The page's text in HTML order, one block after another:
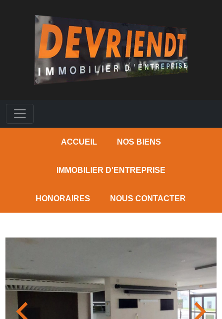
ACCUEIL NOS BIENS
IMMOBILIER D'ENTREPRISE
HONORAIRES NOUS CONTACTER